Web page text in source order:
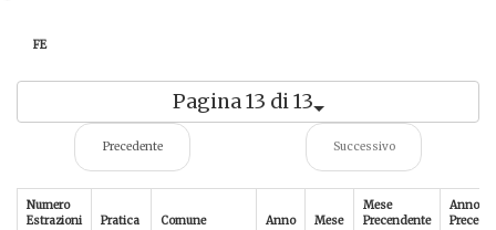
FE
Pagina 13 di 13
Precedente Successivo
Numero
Estrazioni
Pratica Comune Anno Mese
Mese
Precendente
Anno